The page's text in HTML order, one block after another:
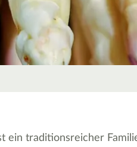
ein traditionsreicher